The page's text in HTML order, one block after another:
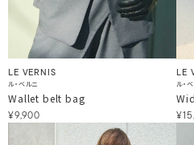
LE VERNIS
ル・ベルニ
Wallet belt bag
¥9,900
LE
ル・